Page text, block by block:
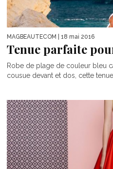
MAGBEAUTECOM | 18 mai 2016
Tenue parfaite
Robe de plage de couleur bleu
cousue devant et dos, cette tenue